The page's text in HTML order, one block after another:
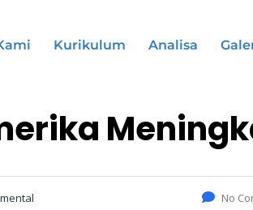
Kurikulum Analisa
No